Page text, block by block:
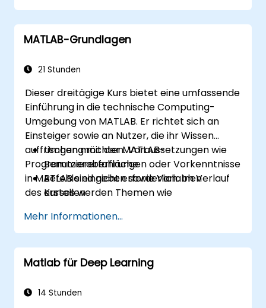
MATLAB-Grundlagen
21 Stunden
Dieser dreitägige Kurs bietet eine umfassende
Einführung in die technische Computing-
Umgebung von MATLAB. Er richtet sich an
Einsteiger sowie an Nutzer, die ihr Wissen
auffrischen möchten. Voraussetzungen wie
Programmiererfahrungen oder Vorkenntnisse
in MATLAB sind nicht erforderlich. Im Verlauf
des Kurses werden Themen wie
Programmierung behandelt. Zu den
behandelten Inhalten zählen:
Umgang mit der MATLAB-
Benutzeroberfläche
Befehle eingeben sowie Variablen
erstellen
Visualisierung von Vektor- und
Matrixdaten
Arbeiten mit Datendateien
Umgang mit verschiedenen Datentypen
Programme schreiben unter Verwendung
Mehr Informationen...
Matlab für Deep Learning
14 Stunden